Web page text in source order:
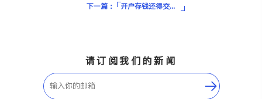
下一篇：
开户存钱还得交月费？信用卡批不下？新移民留学生如何在加拿大选对第一家银行？
请订阅我们的新闻